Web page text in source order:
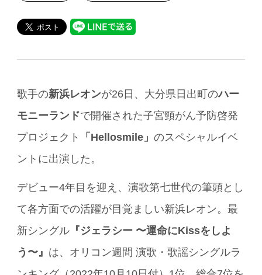
歌手の新浜レオンが26日、大分県日出町のハー
モニーランドで開催された子宮頸がん予防啓発
プロジェクト
「Hellosmile」のスペシャルイベ
ントに出演した。
デビュー4年目を迎え、演歌第七世代の筆頭とし
て各方面での活躍が目覚ましい新浜レオン。最
新シングル 『ジェラシー 〜運命にKissをしよ
う〜』 は、オリコン週間 演歌・歌謡シングルラ